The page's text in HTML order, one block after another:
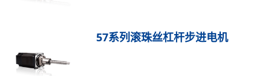
57系列滚珠丝杠杆步进电机